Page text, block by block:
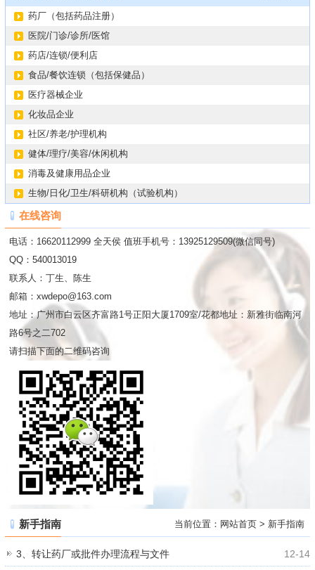
药厂（包括药品注册）
医院/门诊/诊所/医馆
药店/连锁/便利店
食品/餐饮连锁（包括保健品）
医疗器械企业
化妆品企业
社区/养老/护理机构
健体/理疗/美容/休闲机构
消毒及健康用品企业
生物/日化/卫生/科研机构（试验机构）
在线咨询
电话：16620112999 全天侯 值班手机号：13925129509(微信同号)
QQ：540013019
联系人：丁生、陈生
邮箱：xwdepo@163.com
地址：广州市白云区齐富路1号正阳大厦1709室/花都地址：新雅街临南河
路6号之二702
请扫描下面的二维码咨询
当前位置： 网站首页 > 新手指南
新手指南
12-14
3、转让药厂或批件办理流程与文件